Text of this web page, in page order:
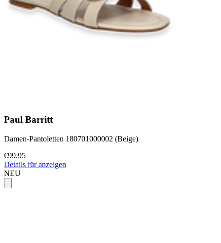
Paul Barritt
Damen-Pantoletten 180701000002 (Beige)
€99.95
Details für anzeigen
NEU